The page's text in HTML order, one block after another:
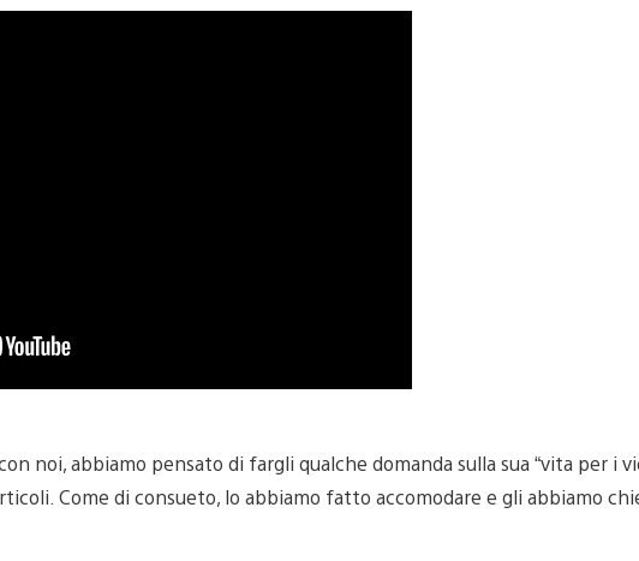
noi, abbiamo pensato di fargli qualche domanda sulla sua “vita per i
Come di consueto, lo abbiamo fatto accomodare e gli abbiamo